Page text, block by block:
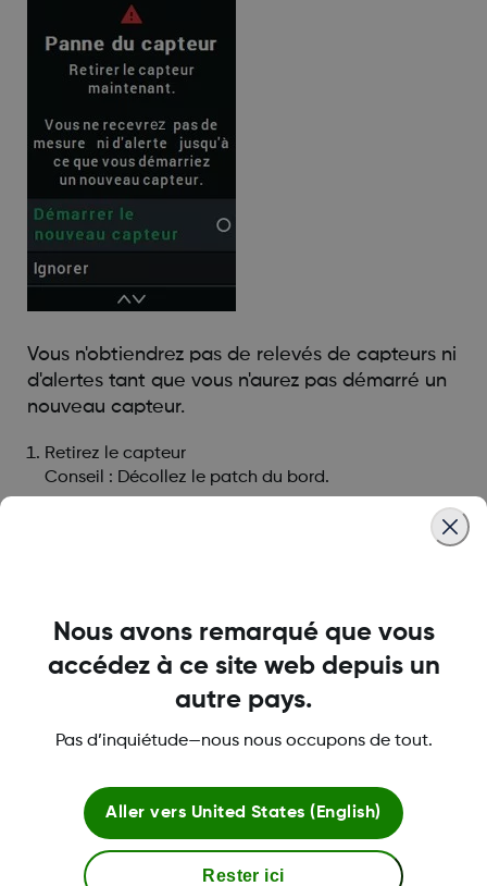
Vous n'obtiendrez pas de relevés de capteurs ni
d'alertes tant que vous n'aurez pas démarré un
nouveau capteur.
Retirez le capteur
Conseil : Décollez le patch du bord.
Nous avons remarqué que vous
accédez à ce site web depuis un
autre pays.
Pas d’inquiétude—nous nous occupons de tout.
Aller vers United States (English)
Rester ici